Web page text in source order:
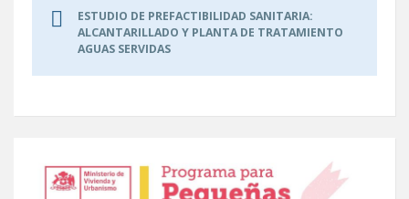
ESTUDIO DE PREFACTIBILIDAD SANITARIA:
ALCANTARILLADO Y PLANTA DE TRATAMIENTO
AGUAS SERVIDAS